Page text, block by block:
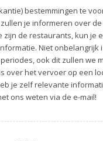
bestemmingen te
je informeren over de
zijn de restaurants, kun je
Niet onbelangrijk
ook dit zullen we
over het vervoer op een
je zelf relevante
ons weten via de e-mail!